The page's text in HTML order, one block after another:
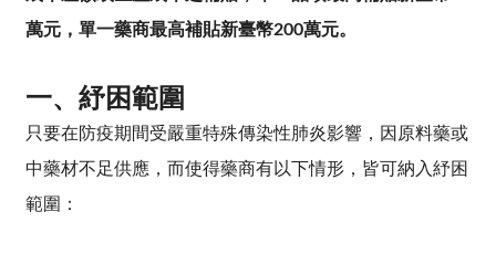
萬元，單一藥商最高補貼新臺幣200萬元。
一、 紓困範圍
只要在防疫期間受嚴重特殊傳染性肺炎影響，因原料藥或
中藥材不足供應，而使得藥商有以下情形，皆可納入紓困
範圍：